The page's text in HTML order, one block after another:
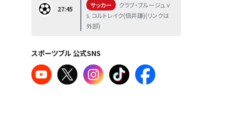
27:45 サッカー
クラブ・ブルージュ v
s. コルトレイク(倍井謙)(リンクは
外部)
スポーツブル 公式SNS